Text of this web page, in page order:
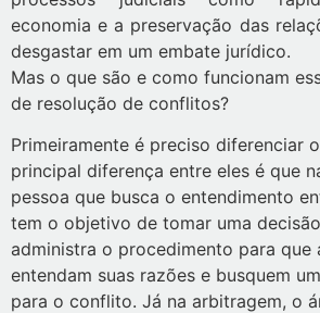
economia e a preservação das
desgastar em um embate jurídico.
Mas o que são e como funcionam
de resolução de conflitos?
Primeiramente é preciso diferenciar
principal diferença entre eles é que
pessoa que busca o entendimento
tem o objetivo de tomar uma
administra o procedimento para que
entendam suas razões e busquem
para o conflito. Já na arbitragem, o